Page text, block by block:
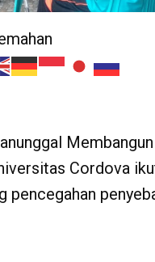
Cordova